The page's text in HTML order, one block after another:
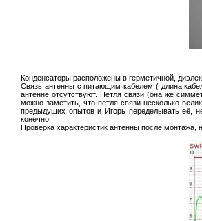
Конденсаторы расположены в герметичной,
Связь антенны с питающим кабелем ( длина
антенне отсутствуют. Петля связи (она же
можно заметить, что петля связи несколько
предыдущих опытов и Игорь переделывать её,
конечно.
Проверка характеристик антенны после